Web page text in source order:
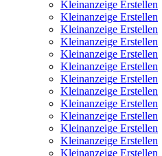
Kleinanzeige Erstellen
Kleinanzeige Erstellen
Kleinanzeige Erstellen
Kleinanzeige Erstellen
Kleinanzeige Erstellen
Kleinanzeige Erstellen
Kleinanzeige Erstellen
Kleinanzeige Erstellen
Kleinanzeige Erstellen
Kleinanzeige Erstellen
Kleinanzeige Erstellen
Kleinanzeige Erstellen
Kleinanzeige Erstellen